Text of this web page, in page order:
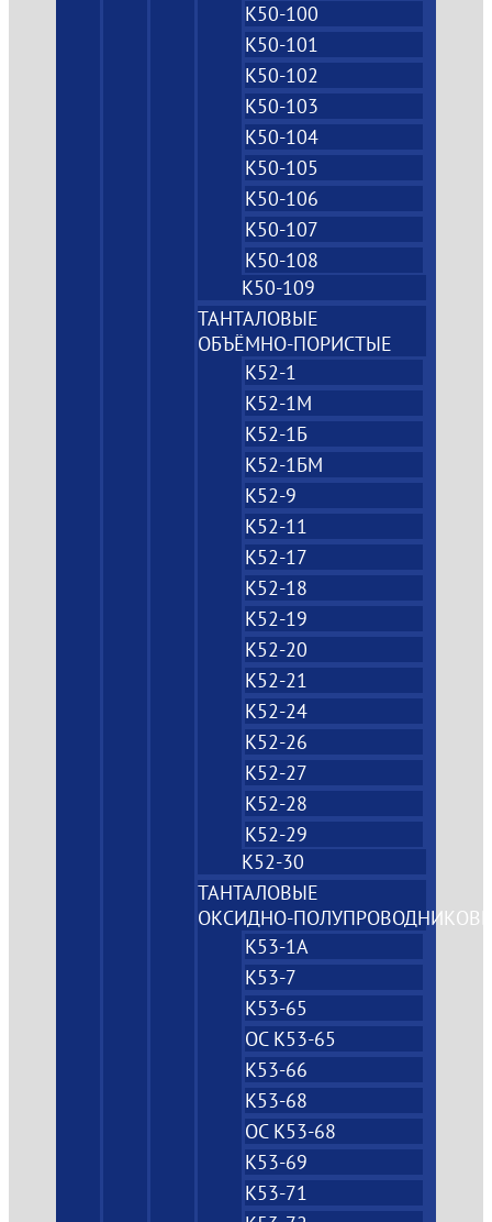
К50-100
К50-101
К50-102
К50-103
К50-104
К50-105
К50-106
К50-107
К50-108
К50-109
ТАНТАЛОВЫЕ
ОБЪЁМНО‑ПОРИСТЫЕ
К52-1
К52-1М
К52-1Б
К52-1БМ
К52-9
К52-11
К52-17
К52-18
К52-19
К52-20
К52-21
К52-24
К52-26
К52-27
К52-28
К52-29
К52-30
ТАНТАЛОВЫЕ
К53-1А
К53-7
К53-65
ОС К53-65
К53-66
К53-68
ОС К53-68
К53-69
К53-71